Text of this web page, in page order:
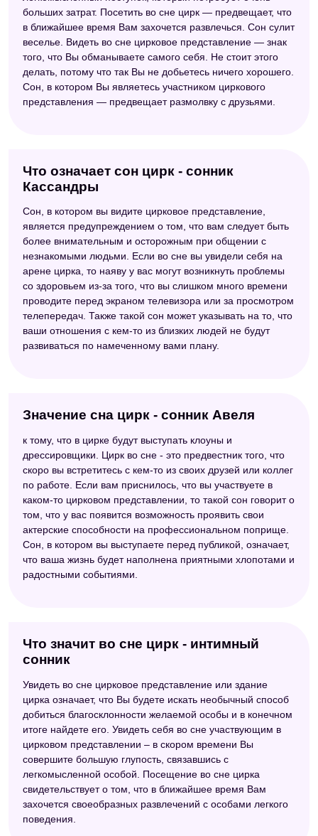
больших затрат. Посетить во сне цирк — предвещает, что
в ближайшее время Вам захочется развлечься. Сон сулит
веселье. Видеть во сне цирковое представление — знак
того, что Вы обманываете самого себя. Не стоит этого
делать, потому что так Вы не добьетесь ничего хорошего.
Сон, в котором Вы являетесь участником циркового
представления — предвещает размолвку с друзьями.
Что означает сон цирк - сонник
Кассандры
Сон, в котором вы видите цирковое представление,
является предупреждением о том, что вам следует быть
более внимательным и осторожным при общении с
незнакомыми людьми. Если во сне вы увидели себя на
арене цирка, то наяву у вас могут возникнуть проблемы
со здоровьем из-за того, что вы слишком много времени
проводите перед экраном телевизора или за просмотром
телепередач. Также такой сон может указывать на то, что
ваши отношения с кем-то из близких людей не будут
развиваться по намеченному вами плану.
Значение сна цирк - сонник Авеля
к тому, что в цирке будут выступать клоуны и
дрессировщики. Цирк во сне - это предвестник того, что
скоро вы встретитесь с кем-то из своих друзей или коллег
по работе. Если вам приснилось, что вы участвуете в
каком-то цирковом представлении, то такой сон говорит о
том, что у вас появится возможность проявить свои
актерские способности на профессиональном поприще.
Сон, в котором вы выступаете перед публикой, означает,
что ваша жизнь будет наполнена приятными хлопотами и
радостными событиями.
Что значит во сне цирк - интимный
сонник
Увидеть во сне цирковое представление или здание
цирка означает, что Вы будете искать необычный способ
добиться благосклонности желаемой особы и в конечном
итоге найдете его. Увидеть себя во сне участвующим в
цирковом представлении – в скором времени Вы
совершите большую глупость, связавшись с
легкомысленной особой. Посещение во сне цирка
свидетельствует о том, что в ближайшее время Вам
захочется своеобразных развлечений с особами легкого
поведения.